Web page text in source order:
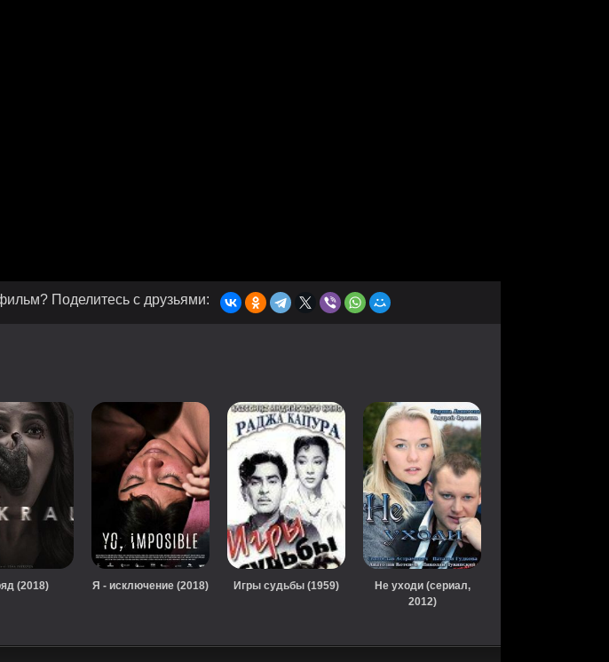
Поделитесь с друзьями:
(2018) Я - исключение (2018) Игры судьбы (1959)
Не уходи (сериал,
2012)